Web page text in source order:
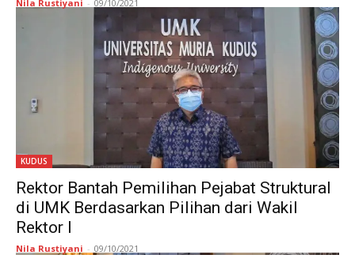
Nila Rustiyani - 09/10/2021
KUDUS
Rektor Bantah Pemilihan Pejabat Struktural
di UMK Berdasarkan Pilihan dari Wakil
Rektor I
Nila Rustiyani - 09/10/2021